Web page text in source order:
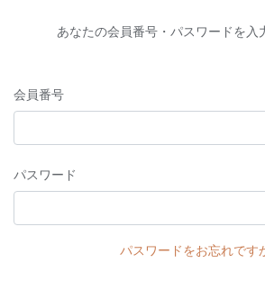
あなたの会員番号・パスワードを入
会員番号
パスワード
パスワードをお忘れです